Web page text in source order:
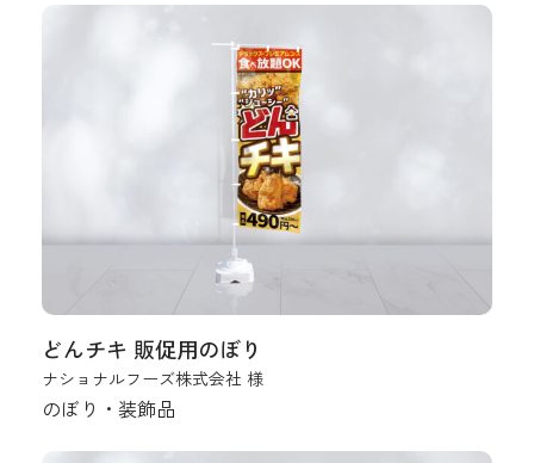
どんチキ 販促用のぼり
ナショナルフーズ株式会社 様
のぼり・装飾品